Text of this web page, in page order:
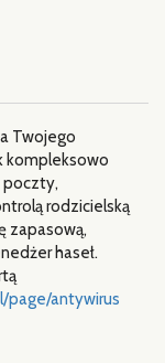
Twojego
kompleksowo
poczty,
rodzicielską
zapasową,
haseł.
page/antywirus